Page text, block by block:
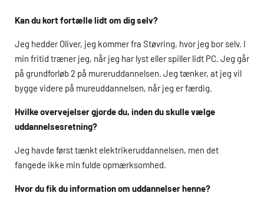
Kan du kort fortælle lidt om dig selv?
Jeg hedder Oliver, jeg kommer fra Støvring, hvor jeg bor selv. I
min fritid træner jeg, når jeg har lyst eller spiller lidt PC. Jeg går
på grundforløb 2 på mureruddannelsen. Jeg tænker, at jeg vil
bygge videre på mureuddannelsen, når jeg er færdig.
Hvilke overvejelser gjorde du, inden du skulle vælge
uddannelsesretning?
Jeg havde først tænkt elektrikeruddannelsen, men det
fangede ikke min fulde opmærksomhed.
Hvor du fik du information om uddannelser henne?